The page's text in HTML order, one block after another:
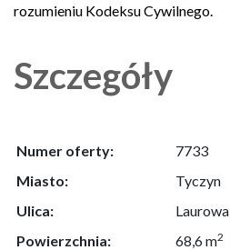
rozumieniu Kodeksu Cywilnego.
Szczegóły
Numer oferty:
7733
Miasto:
Tyczyn
Ulica:
Laurowa
Powierzchnia:
68,6 m2